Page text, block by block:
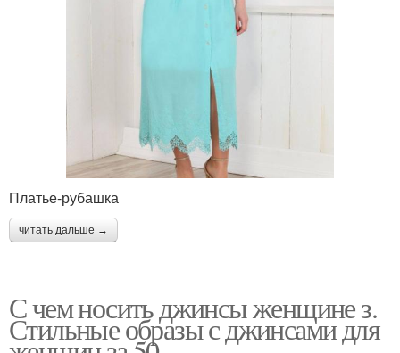
Платье-рубашка
читать дальше →
С чем носить джинсы женщине з.
Стильные образы с джинсами для